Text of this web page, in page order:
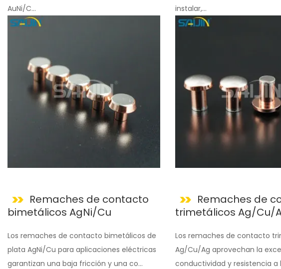
AuNi/C...
instalar,...
Remaches de contacto
bimetálicos AgNi/Cu
Los remaches de contacto bimetálicos de
plata AgNi/Cu para aplicaciones eléctricas
garantizan una baja fricción y una co...
Remaches de
trimetálicos Ag/Cu/
Los remaches de contacto
Ag/Cu/Ag aprovechan la
conductividad y resistencia a